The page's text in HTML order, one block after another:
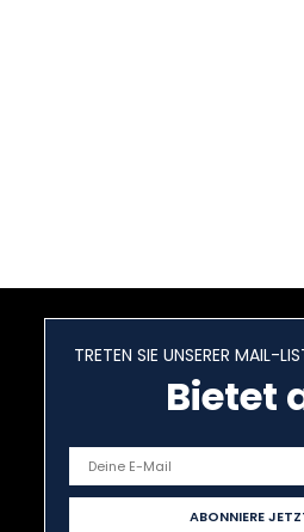
TRETEN SIE UNSERER MAIL-
Bietet